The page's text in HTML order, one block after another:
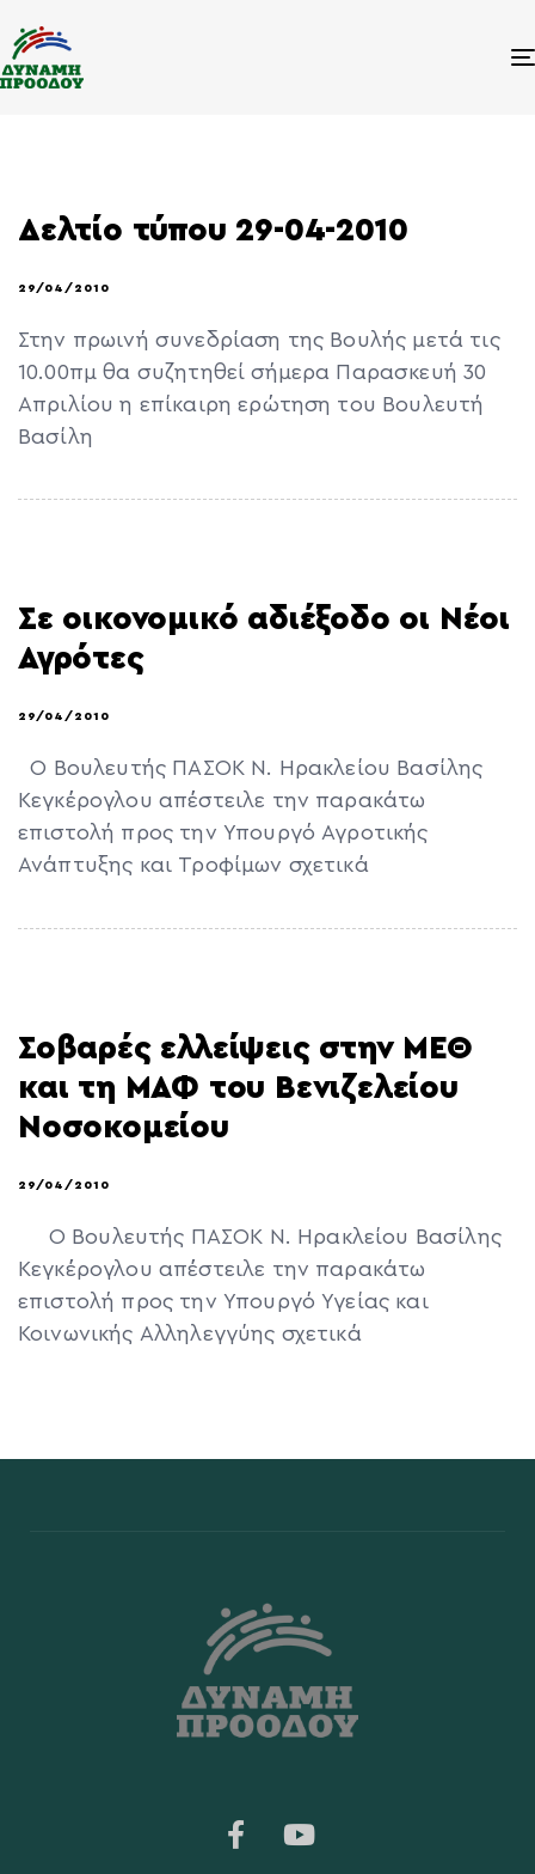
Δελτίο τύπου 29-04-2010
29/04/2010
Στην πρωινή συνεδρίαση της Βουλής μετά τις
10.00πμ θα συζητηθεί σήμερα Παρασκευή 30
Απριλίου η επίκαιρη ερώτηση του Βουλευτή
Βασίλη
Σε οικονομικό αδιέξοδο οι Νέοι
Αγρότες
29/04/2010
Ο Βουλευτής ΠΑΣΟΚ Ν. Ηρακλείου Βασίλης
Κεγκέρογλου απέστειλε την παρακάτω
επιστολή προς την Υπουργό Αγροτικής
Ανάπτυξης και Τροφίμων σχετικά
Σοβαρές ελλείψεις στην ΜΕΘ
και τη ΜΑΦ του Βενιζελείου
Νοσοκομείου
29/04/2010
Ο Βουλευτής ΠΑΣΟΚ Ν. Ηρακλείου Βασίλης
Κεγκέρογλου απέστειλε την παρακάτω
επιστολή προς την Υπουργό Υγείας και
Κοινωνικής Αλληλεγγύης σχετικά